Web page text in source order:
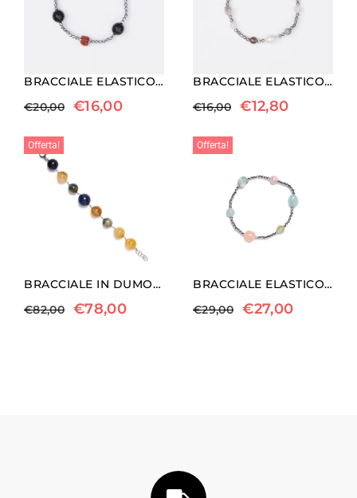
BRACCIALE ELASTICO IN EMATITE, CORALLO ED ONICE
€20,00 €16,00
BRACCIALE ELASTICO IN EMATITE, AGATA BOTSWANA, QUARZO GRIGIO E PERLE
€16,00 €12,80
Offerta!
BRACCIALE IN DUMORTIERITE, OCCHIO DI FALCO ED EMATOIDE GIALLO
€82,00 €78,00
Offerta!
BRACCIALE ELASTICO IN EMATITE, ACQUAMARINA E MORGANITE
€29,00 €27,00